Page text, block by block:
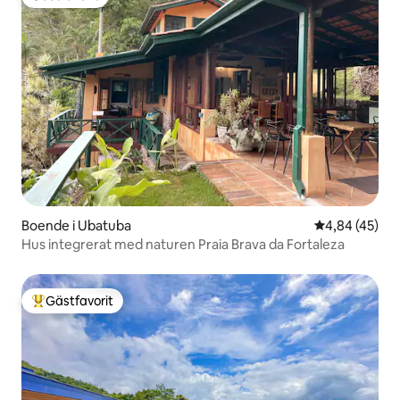
Boende i Ubatuba 4,84 av 5 i
4,84 (45)
Hus integrerat med naturen Praia Brava da Fortaleza
Populär gästfavorit
Gästfavorit